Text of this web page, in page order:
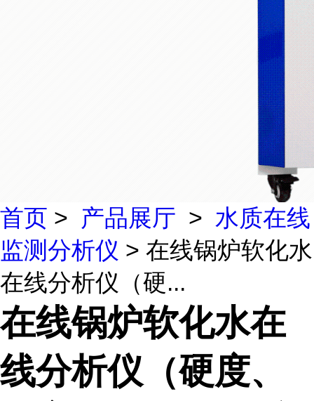
首页 > 产品展厅 > 水质在线
监测分析仪 > 在线锅炉软化水
在线分析仪（硬...
在线锅炉软化水在
线分析仪（硬度、